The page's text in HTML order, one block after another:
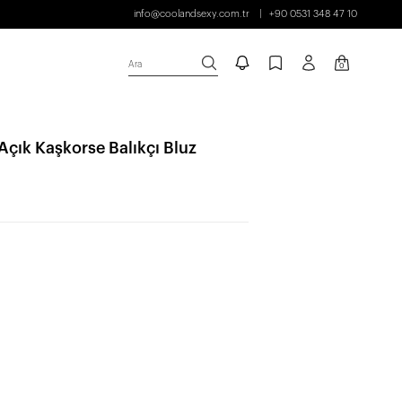
info@coolandsexy.com.tr +90 0531 348 47 10
Ara 0
Kaşkorse Balıkçı Bluz